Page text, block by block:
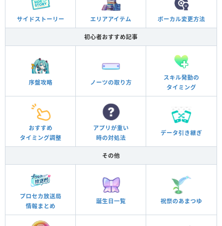
サイドストーリー エリアアイテム ボーカル変更方法
初心者おすすめ記事
序盤攻略 ノーツの取り方
スキル発動の
タイミング
おすすめ
タイミング調整
アプリが重い
時の対処法
データ引き継ぎ
その他
プロセカ放送局
情報まとめ
誕生日一覧 祝祭のあまつゆ